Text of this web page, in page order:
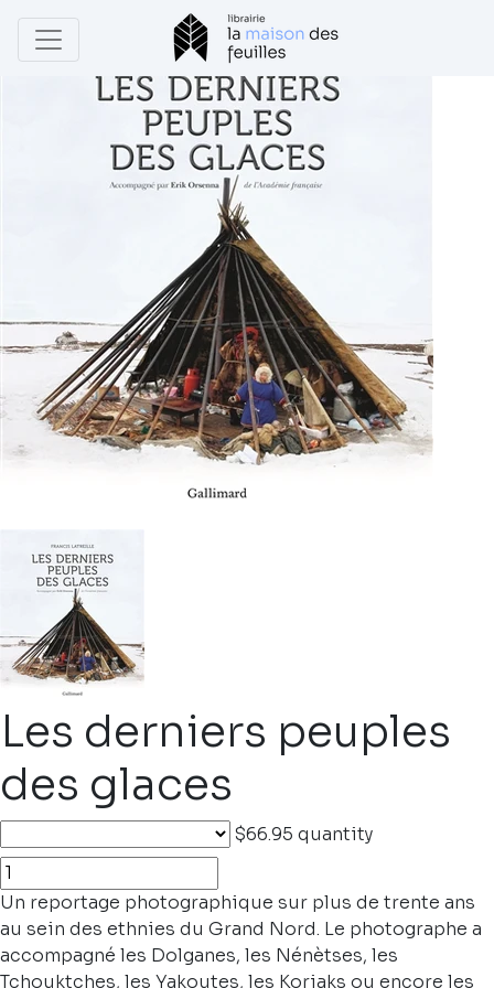
Les derniers peuples
des glaces
$66.95 quantity
Un reportage photographique sur plus de trente ans
au sein des ethnies du Grand Nord. Le photographe a
accompagné les Dolganes, les Nénètses, les
Tchouktches, les Yakoutes, les Koriaks ou encore les